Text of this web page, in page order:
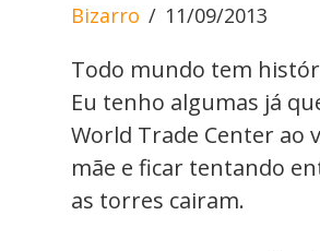
Bizarro 11/09/2013
Todo mundo tem
Eu tenho algumas já
World Trade Center ao
mãe e ficar tentando
as torres cairam.